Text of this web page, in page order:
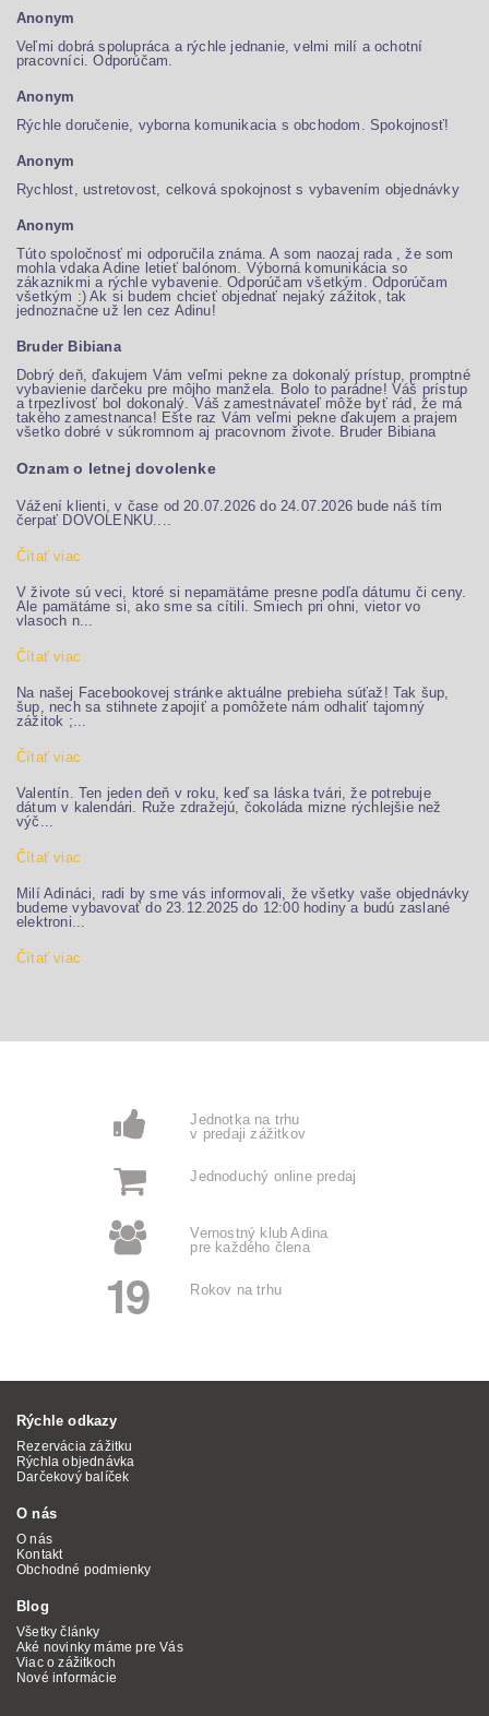
Anonym
Veľmi dobrá spolupráca a rýchle jednanie, velmi milí a ochotní
pracovníci. Odporúčam.
Anonym
Rýchle doručenie, vyborna komunikacia s obchodom. Spokojnosť!
Anonym
Rychlost, ustretovost, celková spokojnost s vybavením objednávky
Anonym
Túto spoločnosť mi odporučila známa. A som naozaj rada , že som
mohla vdaka Adine letieť balónom. Výborná komunikácia so
zákaznikmi a rýchle vybavenie. Odporúčam všetkým. Odporúčam
všetkým :) Ak si budem chcieť objednať nejaký zážitok, tak
jednoznačne už len cez Adinu!
Bruder Bibiana
Dobrý deň, ďakujem Vám veľmi pekne za dokonalý prístup, promptné
vybavienie darčeku pre môjho manžela. Bolo to parádne! Váš prístup
a trpezlivosť bol dokonalý. Váš zamestnávateľ môže byť rád, že má
takého zamestnanca! Ešte raz Vám veľmi pekne ďakujem a prajem
všetko dobré v súkromnom aj pracovnom živote. Bruder Bibiana
Oznam o letnej dovolenke
Vážení klienti, v čase od 20.07.2026 do 24.07.2026 bude náš tím
čerpať DOVOLENKU....
Čítať viac
V živote sú veci, ktoré si nepamätáme presne podľa dátumu či ceny.
Ale pamätáme si, ako sme sa cítili. Smiech pri ohni, vietor vo
vlasoch n...
Čítať viac
Na našej Facebookovej stránke aktuálne prebieha súťaž! Tak šup,
šup, nech sa stihnete zapojiť a pomôžete nám odhaliť tajomný
zážitok ;...
Čítať viac
Valentín. Ten jeden deň v roku, keď sa láska tvári, že potrebuje
dátum v kalendári. Ruže zdražejú, čokoláda mizne rýchlejšie než
výč...
Čítať viac
Milí Adináci, radi by sme vás informovali, že všetky vaše objednávky
budeme vybavovať do 23.12.2025 do 12:00 hodiny a budú zaslané
elektroni...
Čítať viac
Jednotka na trhu
v predaji zážitkov
Jednoduchý online predaj
Vernostný klub Adina
pre každého člena
19 Rokov na trhu
Rýchle odkazy
Rezervácia zážitku
Rýchla objednávka
Darčekový balíček
O nás
O nás
Kontakt
Obchodné podmienky
Blog
Všetky články
Aké novinky máme pre Vás
Viac o zážitkoch
Nové informácie